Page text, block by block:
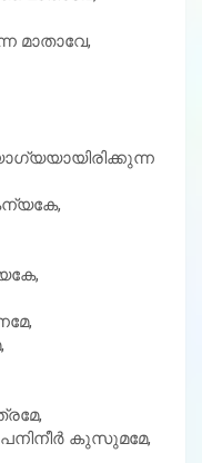
മാതാവേ,
കുസുമമേ,